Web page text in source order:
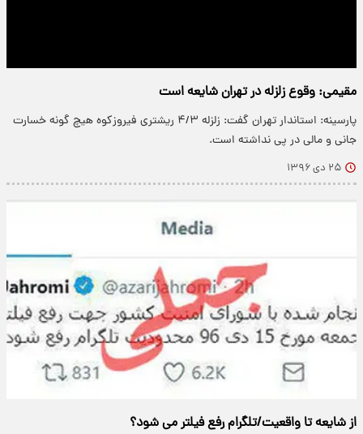
مقیمی: وقوع زلزله در تهران شایعه است
پارسینه: استاندار تهران گفت: زلزله ۴/۳ ریشتری فیروزکوه هیچ گونه خسارت
جانی و مالی در پی نداشته است.
۲۵ دی ۱۳۹۶
از شایعه تا واقعیت/تلگرام رفع فیلتر می شود؟